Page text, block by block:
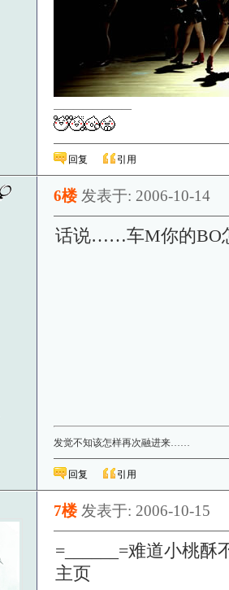
————————
回复 引用
6楼 发表于: 2006-10-14
话说……车M你的BO
发觉不知该怎样再次融进来……
回复 引用
7楼 发表于: 2006-10-15
=______=难道小桃
主页